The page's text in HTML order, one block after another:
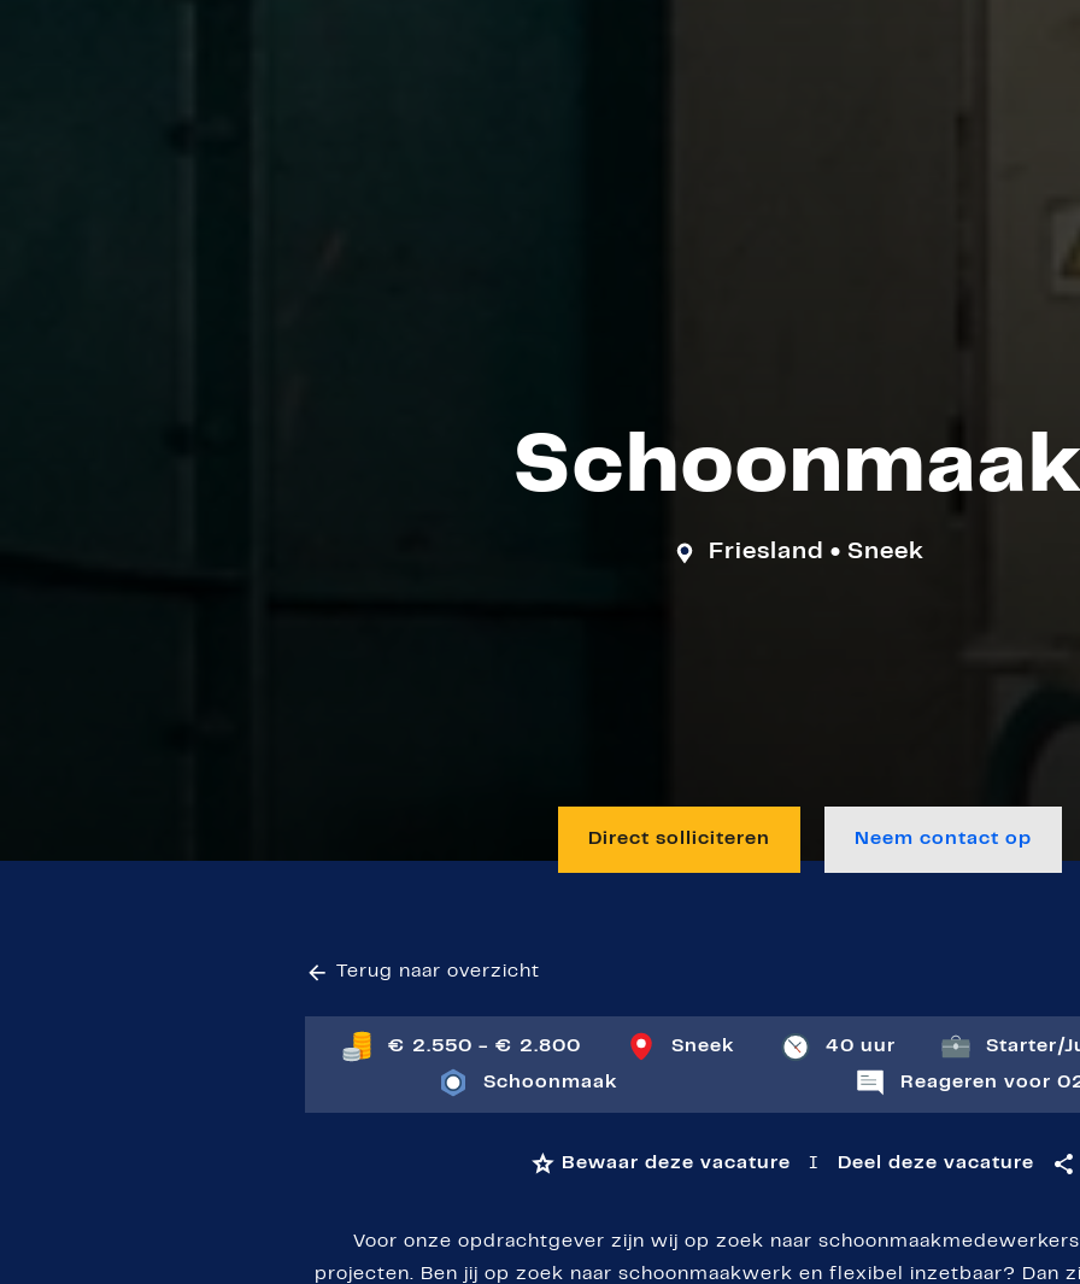
Friesland ● Sneek
Direct solliciteren Neem contact op
Terug naar overzicht
€ 2.550 - € 2.800 Sneek 40 uur Starter|
Schoonmaak Reageren voor
Bewaar deze vacature I Deel deze vacature
Voor onze opdrachtgever zijn wij op zoek naar
projecten. Ben jij op zoek naar schoonmaakwerk en flexibel inzetbaar? Dan